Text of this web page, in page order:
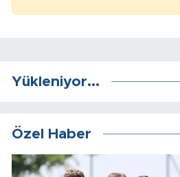
Yükleniyor...
Özel Haber